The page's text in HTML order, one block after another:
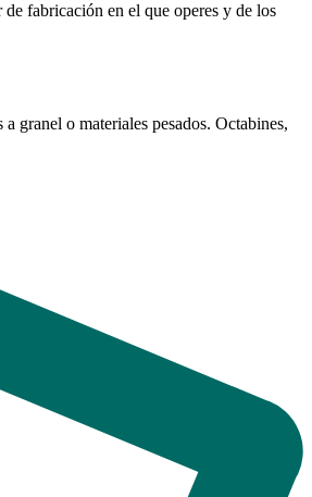
fabricación en el que operes y de los
granel o materiales pesados. Octabines,